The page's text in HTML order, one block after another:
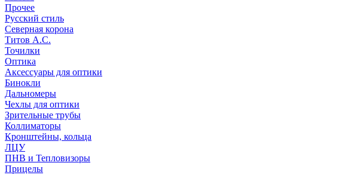
Прочее
Русский стиль
Северная корона
Титов А.С.
Точилки
Оптика
Аксессуары для оптики
Бинокли
Дальномеры
Чехлы для оптики
Зрительные трубы
Коллиматоры
Кронштейны, кольца
ЛЦУ
ПНВ и Тепловизоры
Прицелы